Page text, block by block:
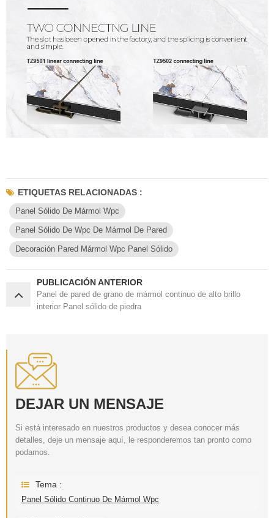
ETIQUETAS RELACIONADAS :
Panel Sólido De Mármol Wpc
Panel Sólido De Wpc De Mármol De Pared
Decoración Pared Mármol Wpc Panel Sólido
PUBLICACIÓN ANTERIOR
Panel de pared de grano de mármol continuo de alto brillo
interior Panel sólido de piedra
DEJAR UN MENSAJE
Si está interesado en nuestros productos y desea conocer más
detalles, deje un mensaje aquí, le responderemos tan pronto como
podamos.
Tema :
Panel Sólido Continuo De Mármol Wpc